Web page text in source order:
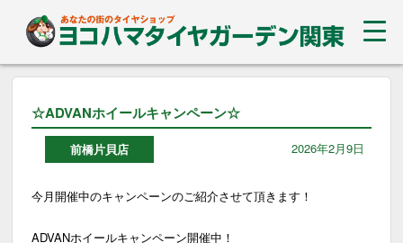
☆ADVANホイールキャンペーン☆
前橋片貝店 2026年2月9日
今月開催中のキャンペーンのご紹介させて頂きます！
ADVANホイールキャンペーン開催中！